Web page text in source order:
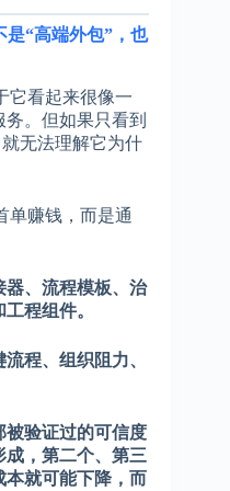
是“高端外包”，也
它看起来很像一
。但如果只看到
无法理解它为什
单赚钱，而是通
器、流程模板、治
程组件。
程、组织阻力、
被验证过的可信度
，第二个、第三
本就可能下降，而